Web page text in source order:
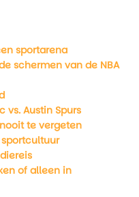
sportarena
schermen van de NBA
vs. Austin Spurs
te vergeten
of alleen in